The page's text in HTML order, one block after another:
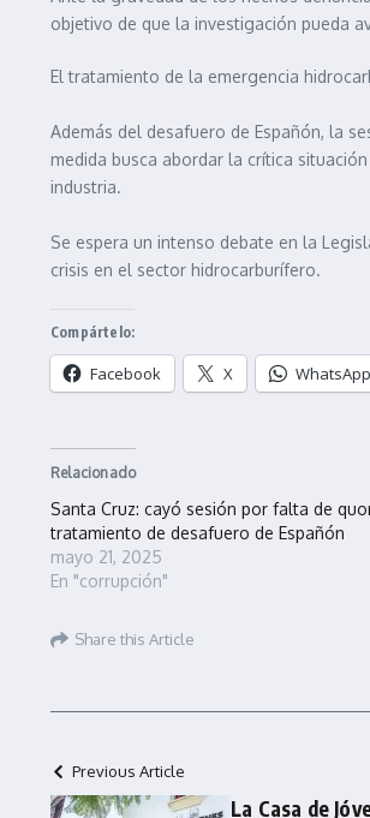
objetivo de que la investigación pueda
El tratamiento de la emergencia
Además del desafuero de Españón, la
medida busca abordar la crítica
industria.
Se espera un intenso debate en la
crisis en el sector hidrocarburífero.
Compártelo:
Facebook X WhatsApp
Relacionado
Santa Cruz: cayó sesión por falta de
tratamiento de desafuero de Españón
mayo 21, 2025
En "corrupción"
Share this Article
Previous Article
La Casa de